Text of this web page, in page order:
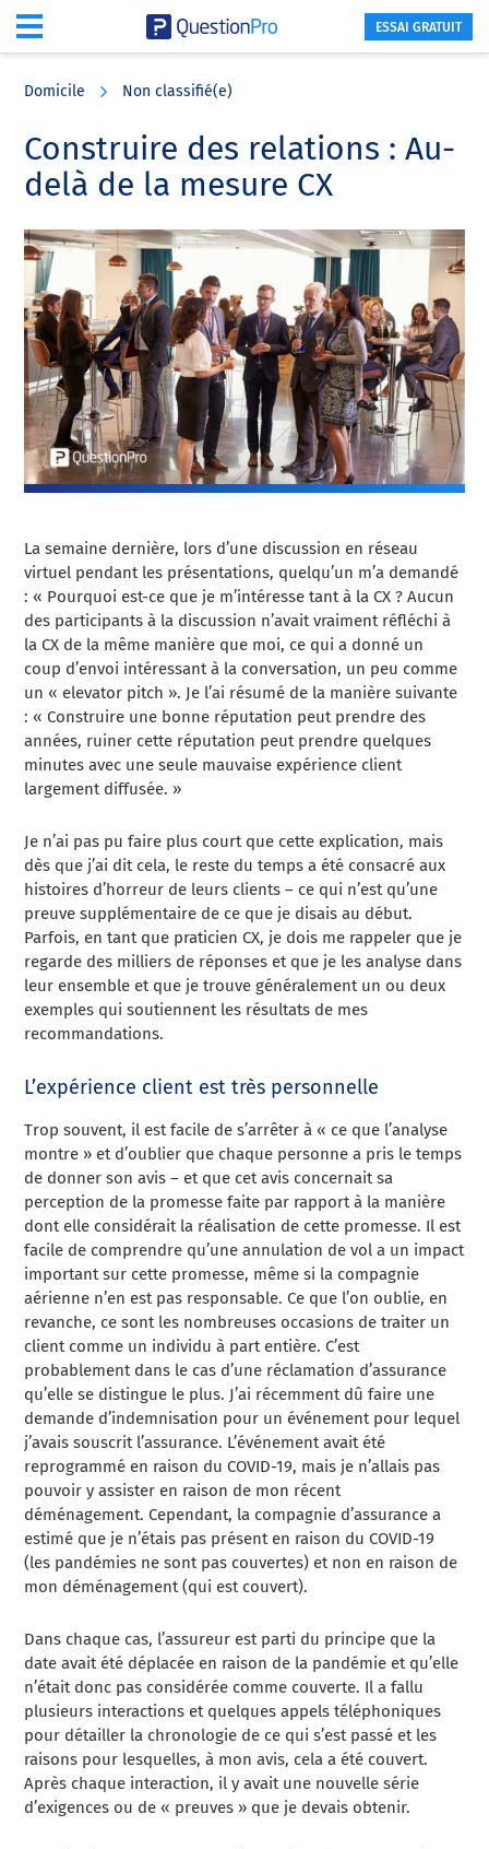
content
sidebar
ESSAI GRATUIT
Domicile Non classifié(e)
Construire des relations : Au-
delà de la mesure CX
La semaine dernière, lors d’une discussion en réseau
virtuel pendant les présentations, quelqu’un m’a demandé
: « Pourquoi est-ce que je m’intéresse tant à la CX ? Aucun
des participants à la discussion n’avait vraiment réfléchi à
la CX de la même manière que moi, ce qui a donné un
coup d’envoi intéressant à la conversation, un peu comme
un « elevator pitch ». Je l’ai résumé de la manière suivante
: « Construire une bonne réputation peut prendre des
années, ruiner cette réputation peut prendre quelques
minutes avec une seule mauvaise expérience client
largement diffusée. »
Je n’ai pas pu faire plus court que cette explication, mais
dès que j’ai dit cela, le reste du temps a été consacré aux
histoires d’horreur de leurs clients – ce qui n’est qu’une
preuve supplémentaire de ce que je disais au début.
Parfois, en tant que praticien CX, je dois me rappeler que je
regarde des milliers de réponses et que je les analyse dans
leur ensemble et que je trouve généralement un ou deux
exemples qui soutiennent les résultats de mes
recommandations.
L’expérience client est très personnelle
Trop souvent, il est facile de s’arrêter à « ce que l’analyse
montre » et d’oublier que chaque personne a pris le temps
de donner son avis – et que cet avis concernait sa
perception de la promesse faite par rapport à la manière
dont elle considérait la réalisation de cette promesse. Il est
facile de comprendre qu’une annulation de vol a un impact
important sur cette promesse, même si la compagnie
aérienne n’en est pas responsable. Ce que l’on oublie, en
revanche, ce sont les nombreuses occasions de traiter un
client comme un individu à part entière. C’est
probablement dans le cas d’une réclamation d’assurance
qu’elle se distingue le plus. J’ai récemment dû faire une
demande d’indemnisation pour un événement pour lequel
j’avais souscrit l’assurance. L’événement avait été
reprogrammé en raison du COVID-19, mais je n’allais pas
pouvoir y assister en raison de mon récent
déménagement. Cependant, la compagnie d’assurance a
estimé que je n’étais pas présent en raison du COVID-19
(les pandémies ne sont pas couvertes) et non en raison de
mon déménagement (qui est couvert).
Dans chaque cas, l’assureur est parti du principe que la
date avait été déplacée en raison de la pandémie et qu’elle
n’était donc pas considérée comme couverte. Il a fallu
plusieurs interactions et quelques appels téléphoniques
pour détailler la chronologie de ce qui s’est passé et les
raisons pour lesquelles, à mon avis, cela a été couvert.
Après chaque interaction, il y avait une nouvelle série
d’exigences ou de « preuves » que je devais obtenir.